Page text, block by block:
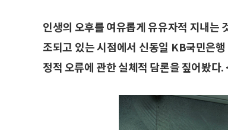
인생의 오후를 여유롭게 유유자적 지내는
조되고 있는 시점에서 신동일 KB국민은
정적 오류에 관한 실체적 담론을 짚어봤다